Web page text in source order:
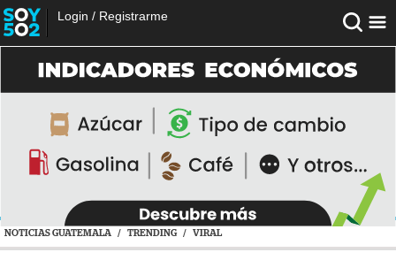
Login / Registrarme
NOTICIAS GUATEMALA / TRENDING / VIRAL